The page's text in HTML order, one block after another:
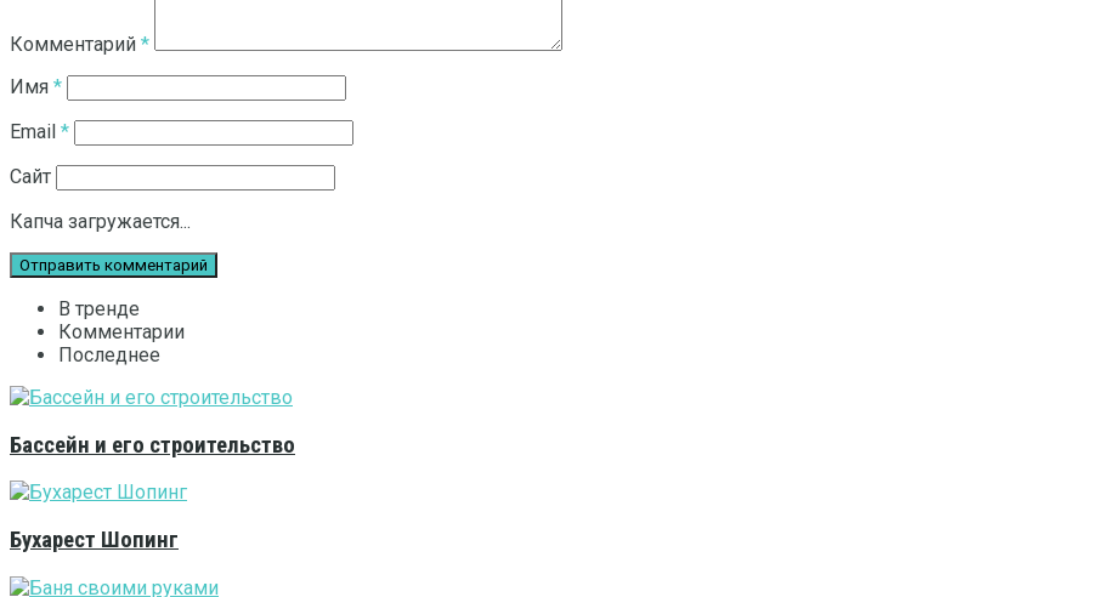
Комментарий *
Имя *
Email *
Сайт
Капча загружается...
В тренде
Комментарии
Последнее
Бассейн и его строительство
Бухарест Шопинг